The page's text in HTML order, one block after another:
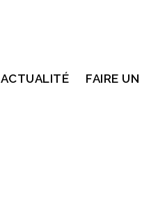
ACTUALITÉ FAIRE